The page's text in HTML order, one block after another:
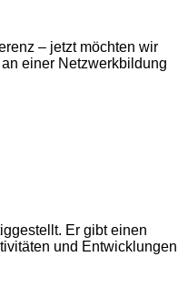
– jetzt möchten wir
einer Netzwerkbildung
Er gibt einen
und Entwicklungen